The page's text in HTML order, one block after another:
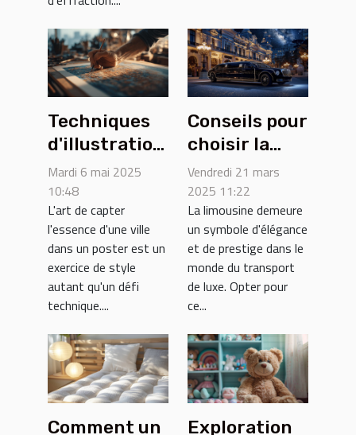
Techniques
d'illustration
et styles
populaires
pour les
posters de
villes
Mardi 6 mai 2025
10:48
L'art de capter
l'essence d'une ville
dans un poster est un
exercice de style
autant qu'un défi
technique....
Conseils pour
choisir la
limousine
parfaite pour
votre
événement
spécial
Vendredi 21 mars
2025 11:22
La limousine demeure
un symbole d'élégance
et de prestige dans le
monde du transport
de luxe. Opter pour
ce...
Comment un
Exploration